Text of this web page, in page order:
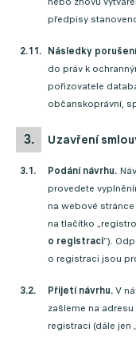
předpisy
Následky
do práv k
pořizovatele
občanskoprávní,
uzavření
Podání návrhu.
provedete
na webové
na tlačítko
o registraci“).
o registraci jsou
Přijetí návrhu.V
zašleme na
registraci (dále jen „